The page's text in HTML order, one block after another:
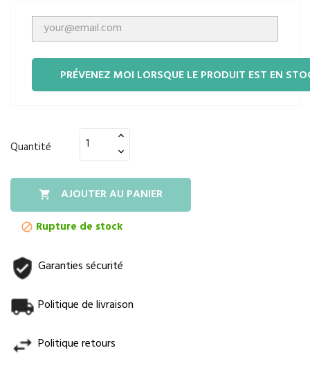
PRÉVENEZ MOI LORSQUE LE PRODUIT EST EN
Quantité
 AJOUTER AU PANIER
 Rupture de stock
Garanties sécurité
Politique de livraison
Politique retours